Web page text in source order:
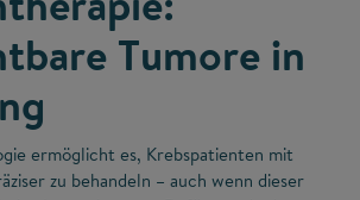
Tumore in
ermöglicht es, Krebspatienten mit
zu behandeln – auch wenn dieser